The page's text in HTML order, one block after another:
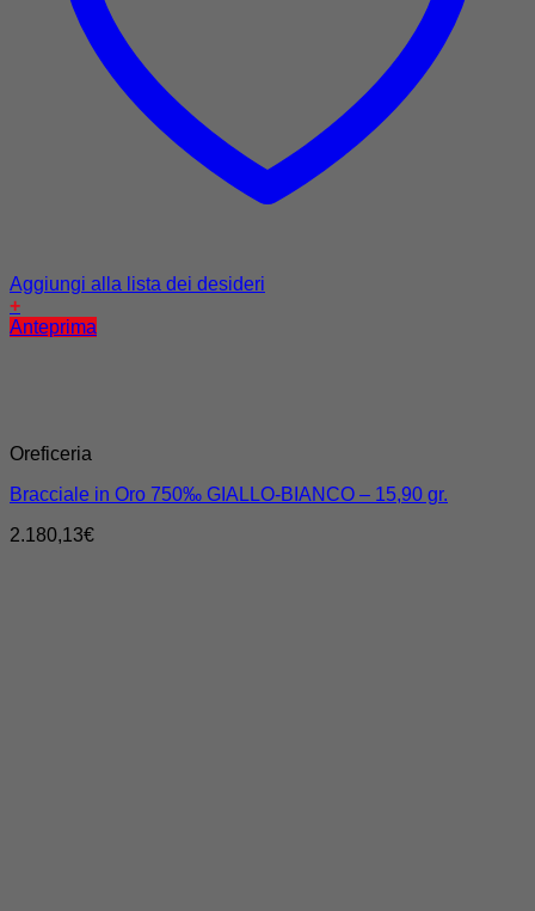
Aggiungi alla lista dei desideri
+
Anteprima
Oreficeria
Bracciale in Oro 750‰ GIALLO-BIANCO – 15,90 gr.
2.180,13€